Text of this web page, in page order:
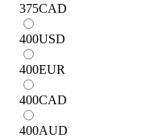
375CAD
400USD
400EUR
400CAD
400AUD